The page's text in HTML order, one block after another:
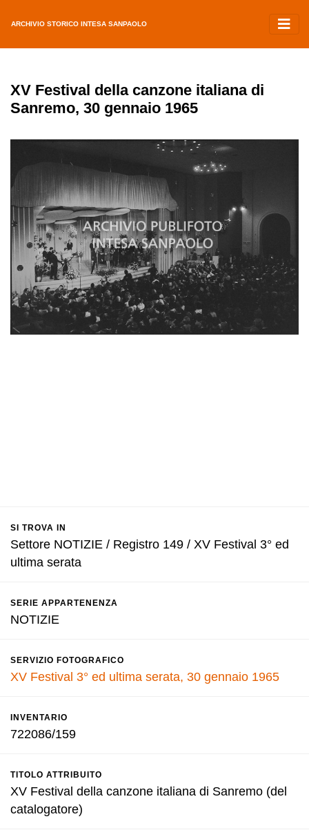
ARCHIVIO STORICO INTESA SANPAOLO
XV Festival della canzone italiana di
Sanremo, 30 gennaio 1965
SI TROVA IN
Settore NOTIZIE / Registro 149 / XV Festival 3° ed
ultima serata
SERIE APPARTENENZA
NOTIZIE
SERVIZIO FOTOGRAFICO
XV Festival 3° ed ultima serata, 30 gennaio 1965
INVENTARIO
722086/159
TITOLO ATTRIBUITO
XV Festival della canzone italiana di Sanremo (del
catalogatore)